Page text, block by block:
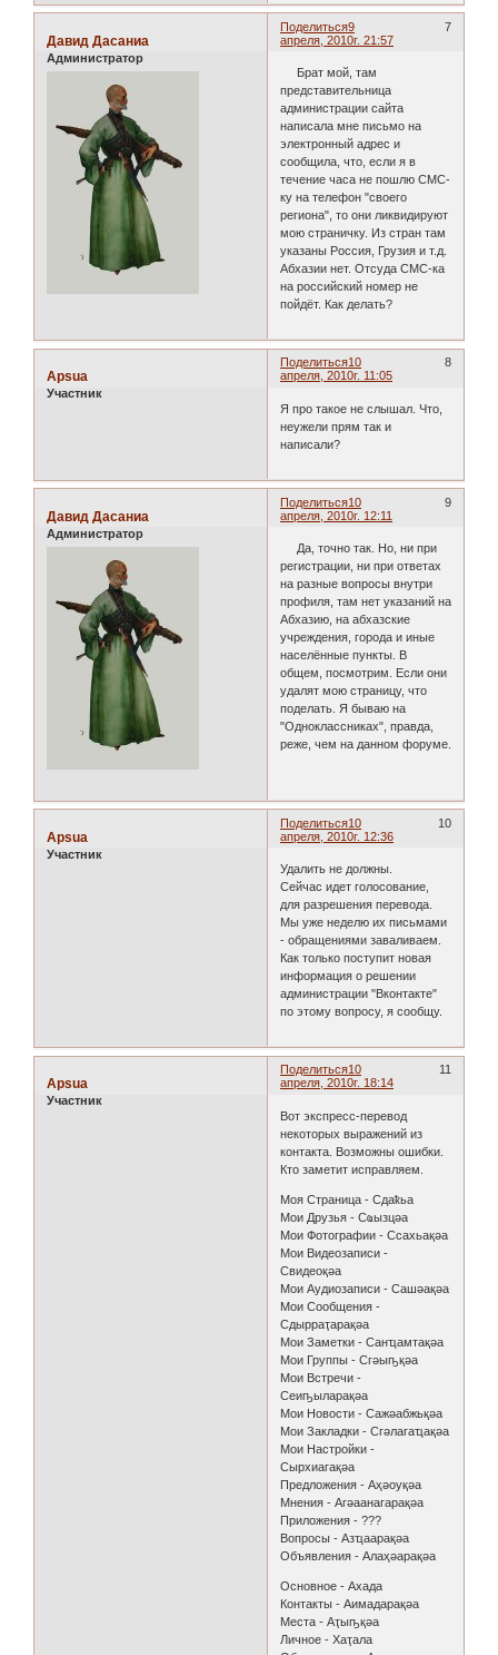
Поделиться 7
9
апреля, 2010г. 21:57
Давид Дасаниа
Администратор
Брат мой, там
представительница
администрации сайта
написала мне письмо на
электронный адрес и
сообщила, что, если я в
течение часа не пошлю СМС-
ку на телефон "своего
региона", то они ликвидируют
мою страничку. Из стран там
указаны Россия, Грузия и т.д.
Абхазии нет. Отсуда СМС-ка
на российский номер не
пойдёт. Как делать?
Поделиться 8
10
апреля, 2010г. 11:05
Apsua
Участник
Я про такое не слышал. Что,
неужели прям так и
написали?
Поделиться 9
10
апреля, 2010г. 12:11
Давид Дасаниа
Администратор
Да, точно так. Но, ни при
регистрации, ни при ответах
на разные вопросы внутри
профиля, там нет указаний на
Абхазию, на абхазские
учреждения, города и иные
населённые пункты. В
общем, посмотрим. Если они
удалят мою страницу, что
поделать. Я бываю на
"Одноклассниках", правда,
реже, чем на данном форуме.
Поделиться 10
10
апреля, 2010г. 12:36
Apsua
Участник
Удалить не должны.
Сейчас идет голосование,
для разрешения перевода.
Мы уже неделю их письмами
- обращениями заваливаем.
Как только поступит новая
информация о решении
администрации "Вконтакте"
по этому вопросу, я сообщу.
Поделиться 11
10
апреля, 2010г. 18:14
Apsua
Участник
Вот экспресс-перевод
некоторых выражений из
контакта. Возможны ошибки.
Кто заметит исправляем.
Моя Страница - Сдаҟьа
Мои Друзья - Сҩызцәа
Мои Фотографии - Ссахьақәа
Мои Видеозаписи -
Свидеоқәа
Мои Аудиозаписи - Сашәақәа
Мои Сообщения -
Сдырраҭарақәа
Мои Заметки - Санҵамтақәа
Мои Группы - Сгәыҧқәа
Мои Встречи -
Сеиҧыларақәа
Мои Новости - Сажәабжьқәа
Мои Закладки - Сгәлагаҵақәа
Мои Настройки -
Сырхиагақәа
Предложения - Аҳәоуқәа
Мнения - Агәаанагарақәа
Приложения - ???
Вопросы - Азҵаарақәа
Объявления - Алаҳәарақәа
Основное - Ахада
Контакты - Аимадарақәа
Места - Аҭыҧқәа
Личное - Хаҭала